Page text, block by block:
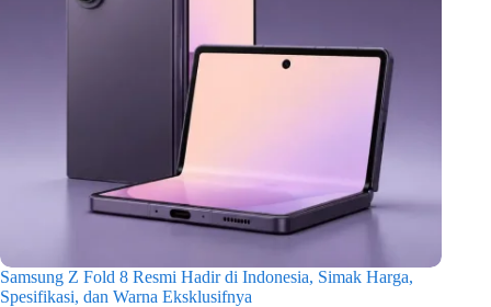
Samsung Z Fold 8 Resmi Hadir di Indonesia, Simak Harga,
Spesifikasi, dan Warna Eksklusifnya